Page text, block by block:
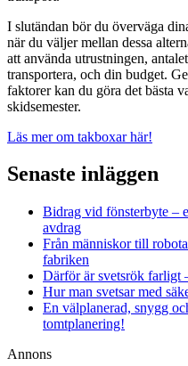
I slutändan bör du överväga
när du väljer mellan dessa
att använda utrustningen,
transportera, och din budget.
faktorer kan du göra det bästa
skidsemester.
Läs mer om takboxar här!
Senaste inläggen
Bidrag vid fönsterbyte –
avdrag
Från människor till
fabriken
Därför är svetsrök farligt
Hur man svetsar med
En välplanerad, snygg
tomtplanering!
Annons